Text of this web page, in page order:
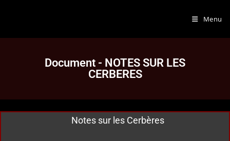
Menu
Document - NOTES SUR LES
CERBERES
Notes sur les Cerbères